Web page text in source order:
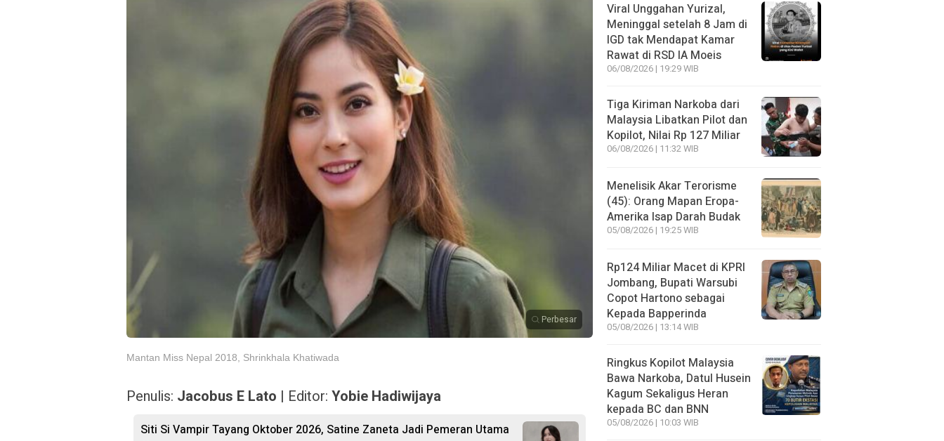
Perbesar
Mantan Miss Nepal 2018, Shrinkhala Khatiwada
Penulis: Jacobus E Lato | Editor: Yobie Hadiwijaya
Siti Si Vampir Tayang Oktober 2026, Satine Zaneta Jadi Pemeran Utama
Viral Unggahan Yurizal,
Meninggal setelah 8 Jam di
IGD tak Mendapat Kamar
Rawat di RSD IA Moeis
06/08/2026 | 19:29 WIB
Tiga Kiriman Narkoba dari
Malaysia Libatkan Pilot dan
Kopilot, Nilai Rp 127 Miliar
06/08/2026 | 11:32 WIB
Menelisik Akar Terorisme
(45): Orang Mapan Eropa-
Amerika Isap Darah Budak
05/08/2026 | 19:25 WIB
Rp124 Miliar Macet di KPRI
Jombang, Bupati Warsubi
Copot Hartono sebagai
Kepada Bapperinda
05/08/2026 | 13:14 WIB
Ringkus Kopilot Malaysia
Bawa Narkoba, Datul Husein
Kagum Sekaligus Heran
kepada BC dan BNN
05/08/2026 | 10:03 WIB